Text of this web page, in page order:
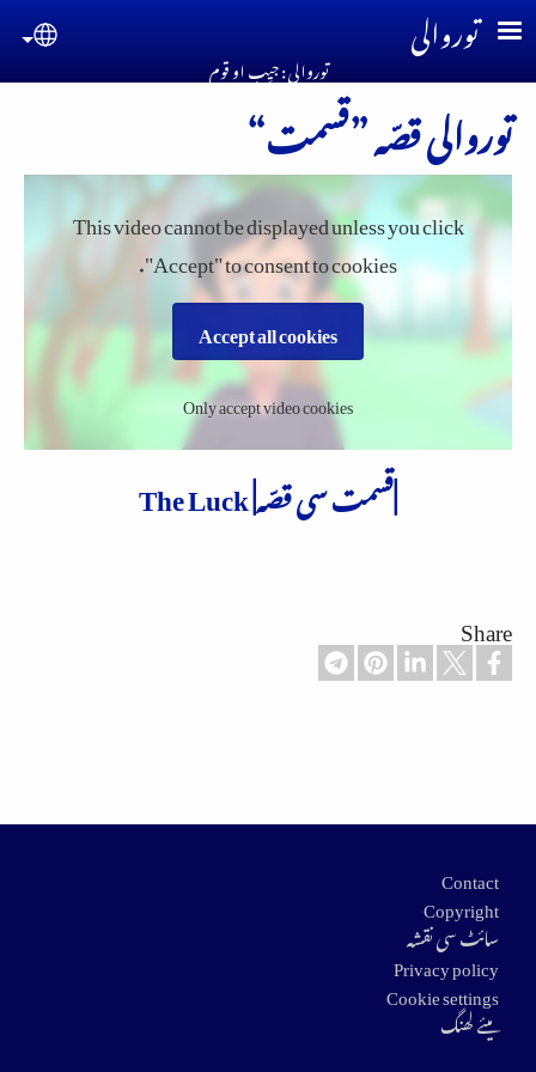
Skip to main content
توروالی
توروالی : جیِب او قوم
توروالی قصّہ ”قسمت“
This video cannot be displayed unless you click
"Accept" to consent to cookies.
Accept all cookies
Only accept video cookies
|قسمت سی قصّہ| The Luck
Share
Footer
Contact
Copyright
سائٹ سی نقشہ
Privacy policy
Cookie settings
میئے لھنگ